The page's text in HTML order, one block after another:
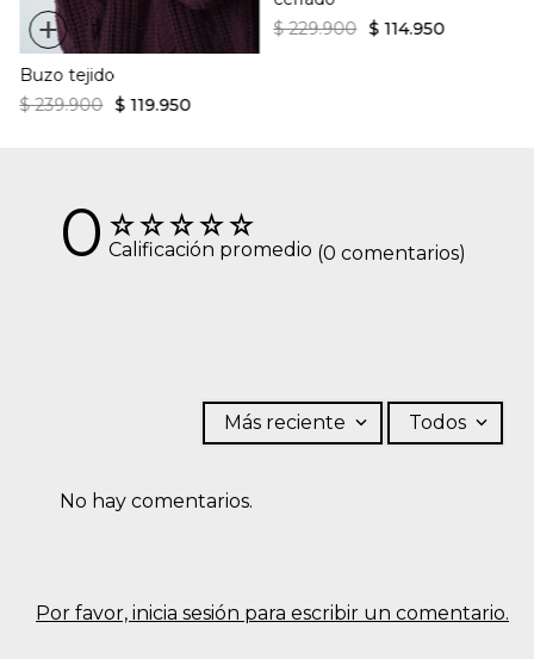
+
Buzo tejido
$ 239.900 $ 119.950
$ 229.900 $ 114.950
☆☆☆☆☆
0 Calificación promedio (0 comentarios)
Por favor, inicia sesión para escribir un comentario.
Más reciente Todos
No hay comentarios.